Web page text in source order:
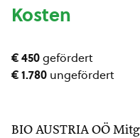
Kosten
€ 450gefördert
€ 1.780 ungefördert
BIO AUSTRIA OÖ